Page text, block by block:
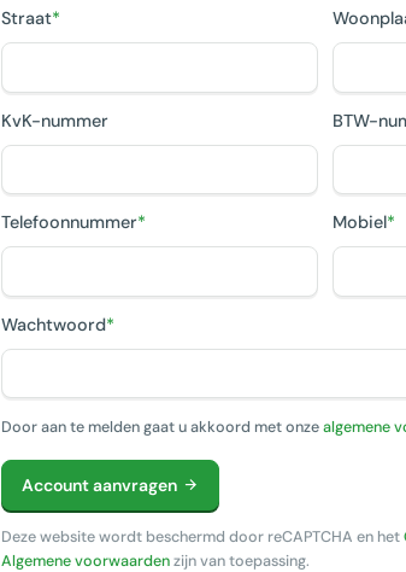
Straat*
KvK-nummer BTW-
Telefoonnummer* Mobiel*
Wachtwoord*
Door aan te melden gaat u akkoord met onzealgemene
Account aanvragen
Deze website wordt beschermd door reCAPTCHA en het
Algemene voorwaardenzijn van toepassing.